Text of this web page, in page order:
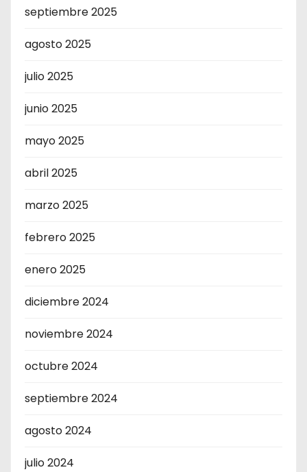
septiembre 2025
agosto 2025
julio 2025
junio 2025
mayo 2025
abril 2025
marzo 2025
febrero 2025
enero 2025
diciembre 2024
noviembre 2024
octubre 2024
septiembre 2024
agosto 2024
julio 2024